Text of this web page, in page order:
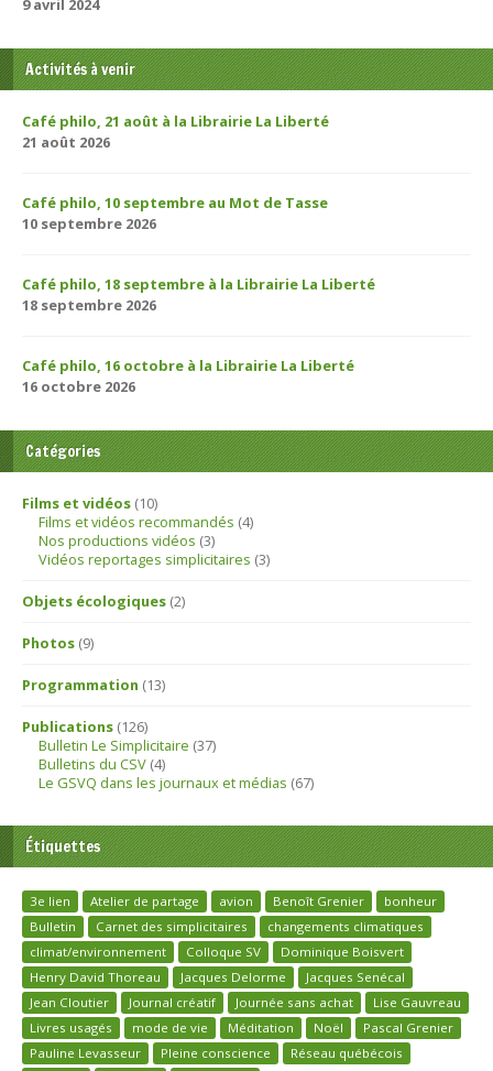
Activités à venir
Café philo, 21 août à la Librairie La Liberté
21 août 2026
Café philo, 10 septembre au Mot de Tasse
10 septembre 2026
Café philo, 18 septembre à la Librairie La Liberté
18 septembre 2026
Café philo, 16 octobre à la Librairie La Liberté
16 octobre 2026
Catégories
Films et vidéos (10)
Films et vidéos recommandés (4)
Nos productions vidéos (3)
Vidéos reportages simplicitaires (3)
Objets écologiques (2)
Photos (9)
Programmation (13)
Publications (126)
Bulletin Le Simplicitaire (37)
Bulletins du CSV (4)
Le GSVQ dans les journaux et médias (67)
Étiquettes
3e lien Atelier de partage avion Benoît Grenier
bonheur
Bulletin
Carnet des simplicitaires
changements climatiques
climat/environnement
Colloque SV
Dominique Boisvert
Henry David Thoreau
Jacques Delorme
Jacques Senécal
Jean Cloutier
Journal créatif Journée sans achat
Lise Gauvreau
Livres usagés
mode de vie Méditation Noël
Pascal Grenier
Pauline Levasseur
Pleine conscience
Réseau québécois